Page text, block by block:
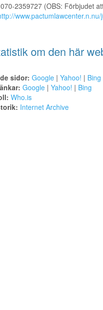
070-2359727 (OBS: Förbjudet
om den här
sidor: Google| Yahoo! | Bing
Google| Yahoo! | Bing
Who.is
Internet Archive